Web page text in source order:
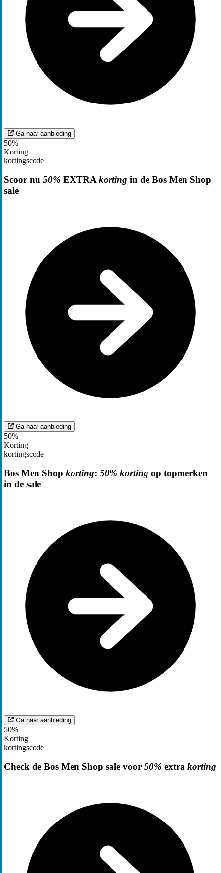
Ga naar aanbieding
50%
Korting
kortingscode
Scoor nu 50% EXTRAkorting in de Bos Men Shop
sale
Ga naar aanbieding
50%
Korting
kortingscode
Bos Men Shop korting: 50% korting op topmerken
in de sale
Ga naar aanbieding
50%
Korting
kortingscode
Check de Bos Men Shop sale voor 50% extra korting